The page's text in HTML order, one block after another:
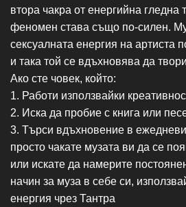
втора чакра от енергийна гледна
феномен става също по-силен.
сексуалната енергия на артиста
и така той се вдъхновява да
Ако сте човек, който:
1. Работи използвайки
2. Иска да пробие с книга или
3. Търси вдъхновение в
просто чакате музата ви да се
или искате да намерите
начин за муза в себе си,
енергия чрез Тантра